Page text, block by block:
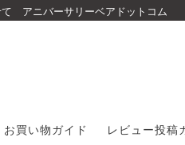
アニバーサリーベアドットコム
お買い物ガイド レビュー投稿